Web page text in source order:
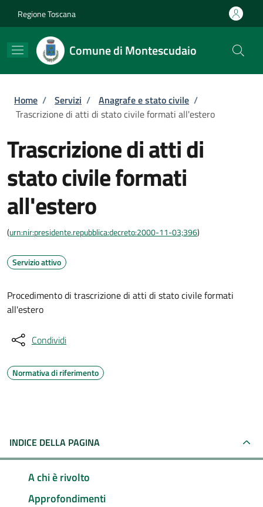
Regione Toscana
Comune di Montescudaio
Briciole di pane
Home / Servizi / Anagrafe e stato civile /
Trascrizione di atti di stato civile formati all'estero
Trascrizione di atti di
stato civile formati
all'estero
(urn:nir:presidente.repubblica:decreto:2000-11-03;396)
Servizio attivo
Procedimento di trascrizione di atti di stato civile formati
all'estero
Condividi
Normativa di riferimento
INDICE DELLA PAGINA
A chi è rivolto
Approfondimenti